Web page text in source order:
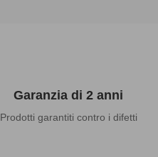
Garanzia di 2 anni
Prodotti garantiti contro i difetti